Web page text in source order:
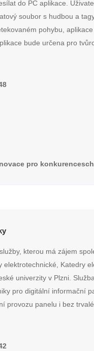
do PC aplikace.
soubor s hudbou a
pohybu,
bude určena pro
pro
kterou má zájem
elektrotechnické, Katedry
univerzity v Plzni.
pro digitální informační
provozu panelu i bez